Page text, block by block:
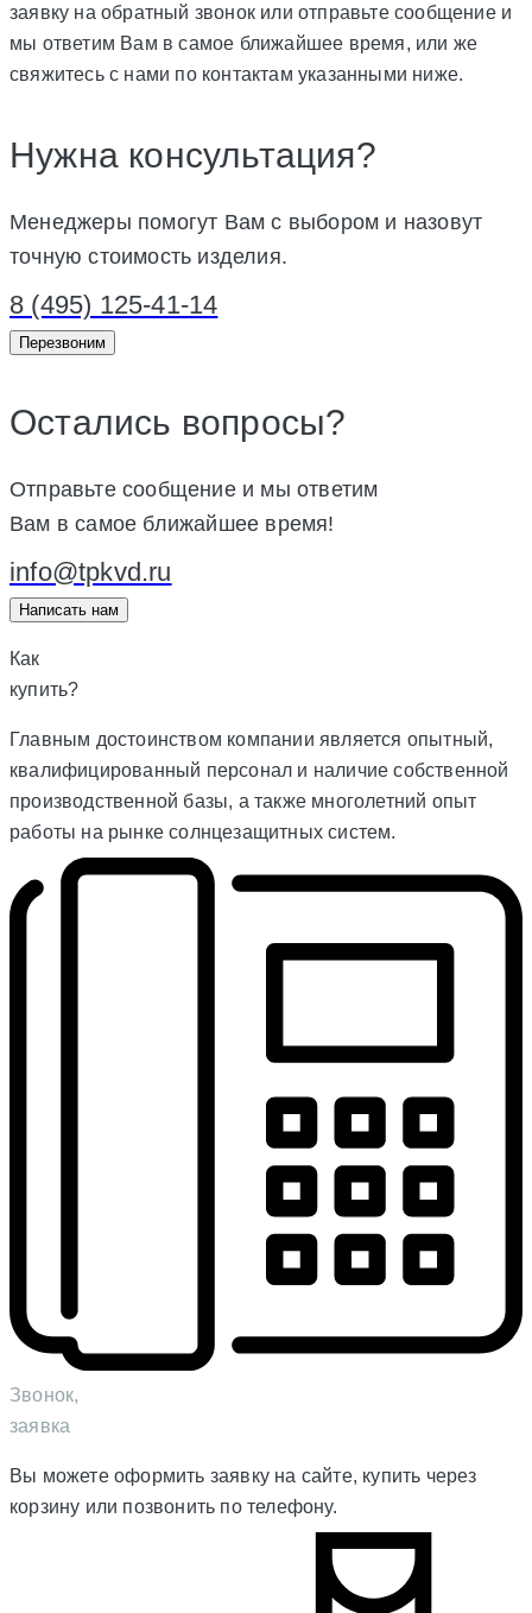
заявку на обратный звонок или отправьте сообщение и
мы ответим Вам в самое ближайшее время, или же
свяжитесь с нами по контактам указанными ниже.
Нужна консультация?
Менеджеры помогут Вам с выбором и назовут
точную стоимость изделия.
8 (495) 125-41-14
Перезвоним
Остались вопросы?
Отправьте сообщение и мы ответим
Вам в самое ближайшее время!
info@tpkvd.ru
Написать нам
Как
купить?
Главным достоинством компании является опытный,
квалифицированный персонал и наличие собственной
производственной базы, а также многолетний опыт
работы на рынке солнцезащитных систем.
Звонок,
заявка
Вы можете оформить заявку на сайте, купить через
корзину или позвонить по телефону.